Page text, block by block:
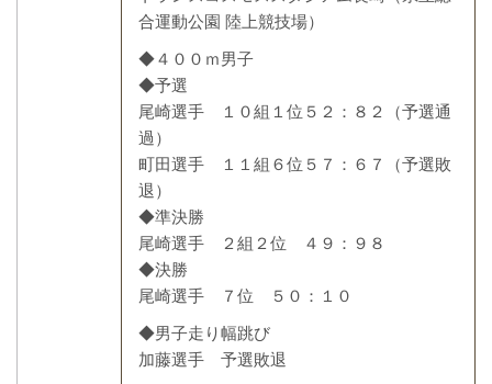
合運動公園 陸上競技場）
◆４００ｍ男子
◆予選
尾崎選手 １０組１位５２：８２（予選通
過）
町田選手 １１組６位５７：６７（予選敗
退）
◆準決勝
尾崎選手 ２組２位 ４９：９８
◆決勝
尾崎選手 ７位 ５０：１０
◆男子走り幅跳び
加藤選手 予選敗退